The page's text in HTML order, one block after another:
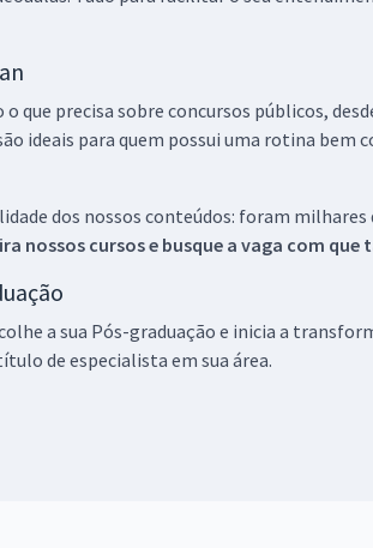
o que precisa sobre concursos públicos,
ideais para quem possui uma rotina bem
dos nossos conteúdos: foram milhares
nossos cursos e busque a vaga com
a sua Pós-graduação e inicia a
de especialista em sua área.